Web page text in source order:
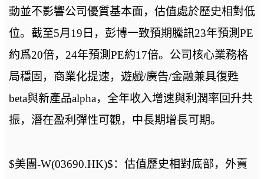
動並不影響公司優質基本面，估值處於歷史相對低
位。截至5月19日，彭博一致預期騰訊23年預測PE
約爲20倍，24年預測PE約17倍。公司核心業務格
局穩固，商業化提速，遊戲/廣告/金融兼具復甦
beta與新產品alpha，全年收入增速與利潤率回升共
振，潛在盈利彈性可觀，中長期增長可期。
$美團-W(03690.HK)$：估值歷史相對底部，外賣